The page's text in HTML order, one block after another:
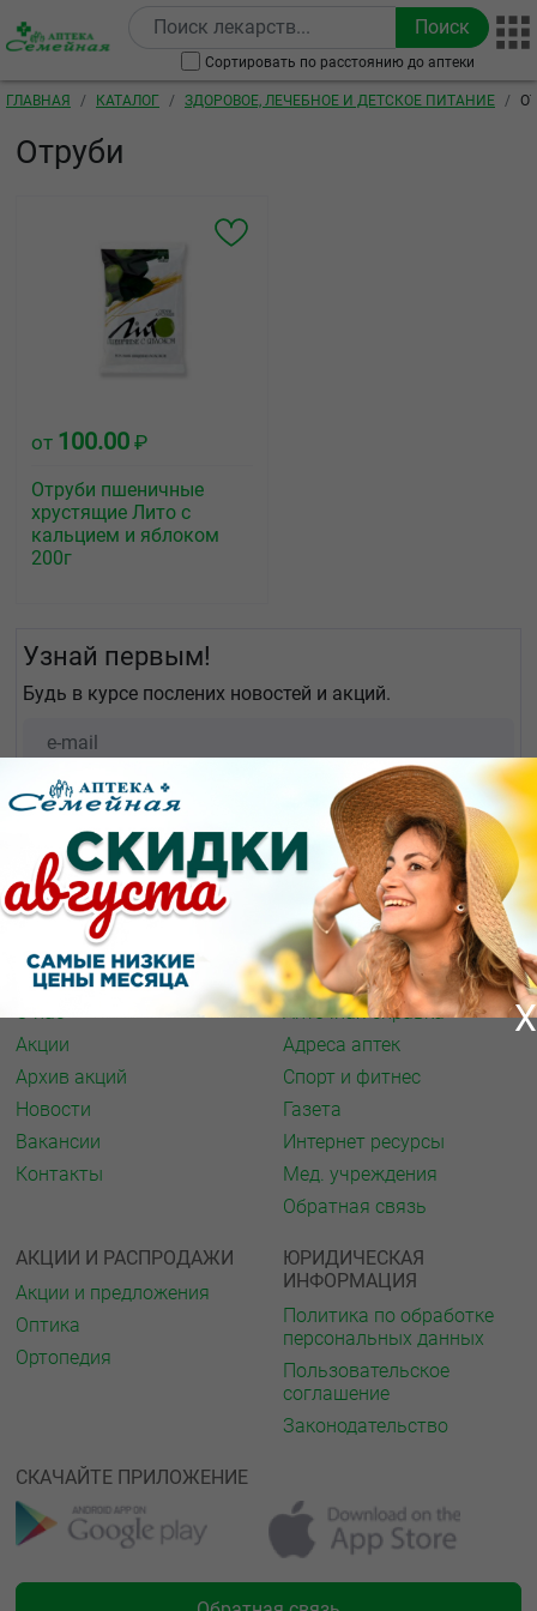
Сортировать по расстоянию до аптеки
Строка навигации
ГЛАВНАЯ КАТАЛОГ ЗДОРОВОЕ, ЛЕЧЕБНОЕ И ДЕТСКОЕ ПИТАНИЕ
Отруби
от 100.00 ₽
Отруби пшеничные
хрустящие Лито с
кальцием и яблоком
200г
Узнай первым!
Будь в курсе послених новостей и акций.
X
О КОМПАНИИ
О нас
Акции
Архив акций
Новости
Вакансии
Контакты
ИНФОРМАЦИЯ
Аптечная справка
Адреса аптек
Спорт и фитнес
Газета
Интернет ресурсы
Мед. учреждения
Обратная связь
АКЦИИ И РАСПРОДАЖИ
Акции и предложения
Оптика
Ортопедия
ЮРИДИЧЕСКАЯ
ИНФОРМАЦИЯ
Политика по обработке
персональных данных
Пользовательское
соглашение
Законодательство
СКАЧАЙТЕ ПРИЛОЖЕНИЕ